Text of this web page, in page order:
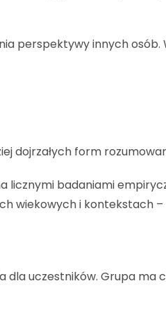
perspektywy innych osób.
dojrzałych form
licznymi badaniami
wiekowych i kontekstach –
dla uczestników. Grupa